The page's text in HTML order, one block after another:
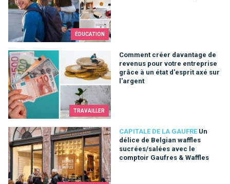
ÉDUCATION
TRAVAILLER
Comment créer davantage de
revenus pour votre entreprise
grâce à un état d'esprit axé sur
l'argent
Comment créer davantage de revenus pour votre entreprise
CAPITALE DE LA GAUFRE Un
délice de Belgian waffles
sucrées/salées avec le
comptoir Gaufres & Waffles
Un délice de Belgian waffles sucrées/salées avec le